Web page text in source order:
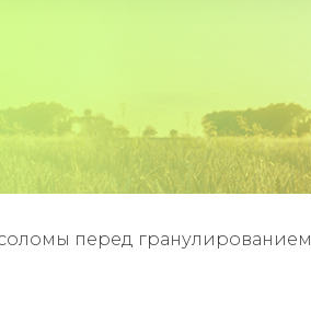
перед гранулированием